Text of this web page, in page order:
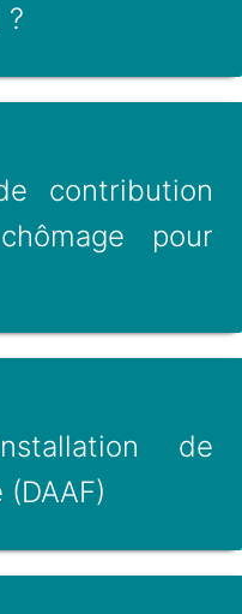
?
contribution
pour
de